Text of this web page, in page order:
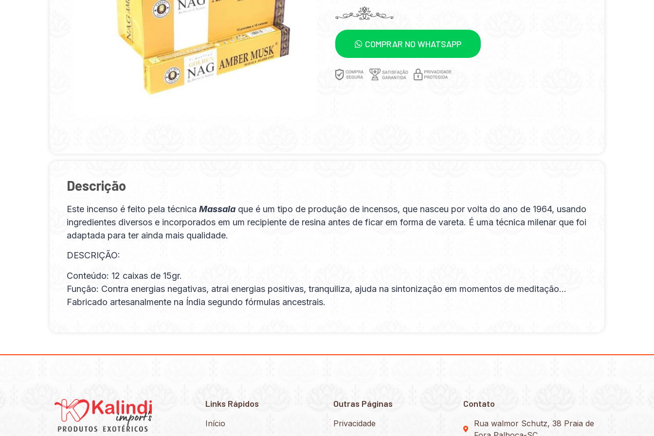
COMPRAR NO WHATSAPP
Descrição
Este incenso é feito pela técnica Massala que é um tipo de produção de incensos, que nasceu por volta do ano de 1964, usando
ingredientes diversos e incorporados em um recipiente de resina antes de ficar em forma de vareta. É uma técnica milenar que foi
adaptada para ter ainda mais qualidade.
DESCRIÇÃO:
Conteúdo: 12 caixas de 15gr.
Função: Contra energias negativas, atrai energias positivas, tranquiliza, ajuda na sintonização em momentos de meditação…
Fabricado artesanalmente na Índia segundo fórmulas ancestrais.
Links Rápidos
Início
Outras Páginas
Privacidade
Contato
Rua walmor Schutz, 38 Praia de